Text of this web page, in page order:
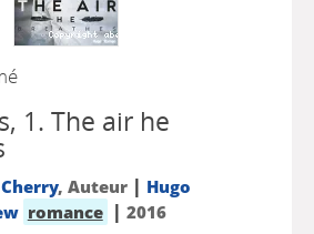
1. The air he
, Auteur | Hugo
romance | 2016